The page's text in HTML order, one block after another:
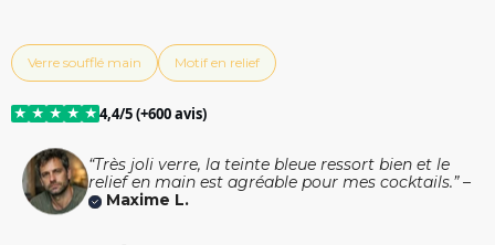
Verre soufflé main Motif en relief
★ ★ ★ ★ ★4,4/5 (+600 avis)
“Très joli verre, la teinte bleue ressort bien et le
relief en main est agréable pour mes cocktails.” –
Maxime L.